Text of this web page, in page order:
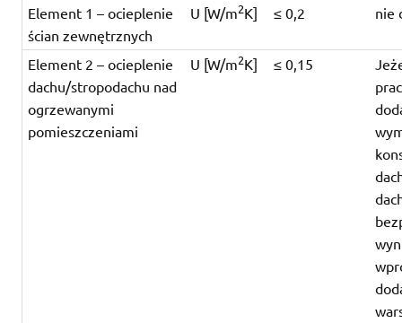
Element 1 – ocieplenie
ścian zewnętrznych
U [W/m2K] ≤ 0,2 nie
Element 2 – ocieplenie
dachu/stropodachu nad
ogrzewanymi
pomieszczeniami
U [W/m2K] ≤ 0,15